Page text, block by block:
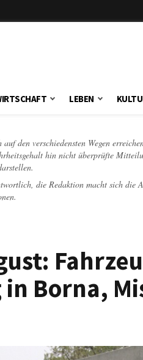
LEBEN
den verschiedensten Wegen
hin nicht überprüfte
die Redaktion macht sich die
Borna,